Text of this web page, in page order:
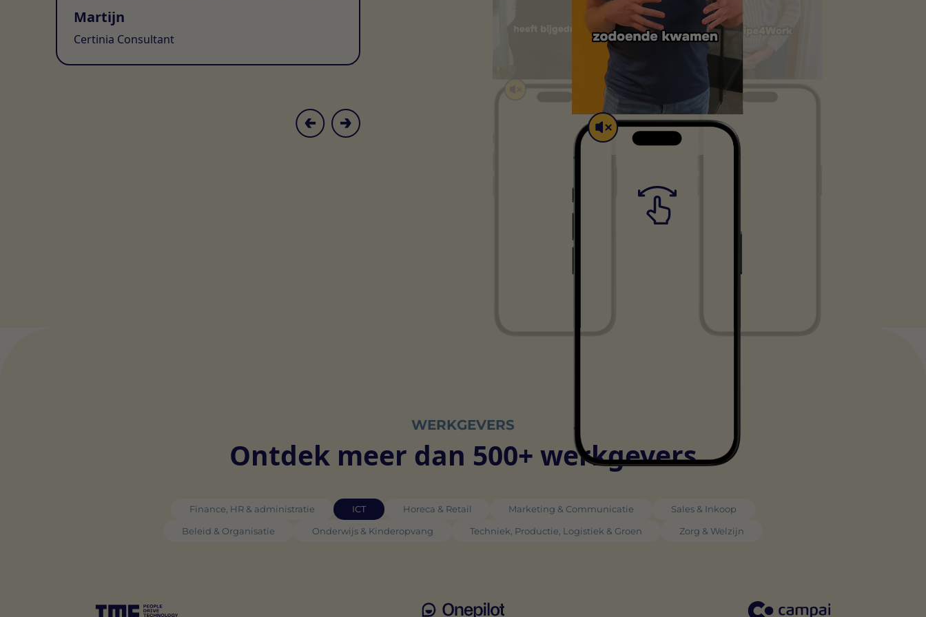
Martijn
Certinia Consultant
WERKGEVERS
Ontdek meer dan 500+ werkgevers
Finance, HR & administratie ICT Horeca & Retail Marketing & Communicatie
Sales & Inkoop
Beleid & Organisatie
Onderwijs & Kinderopvang Techniek, Productie, Logistiek & Groen Zorg & Welzijn